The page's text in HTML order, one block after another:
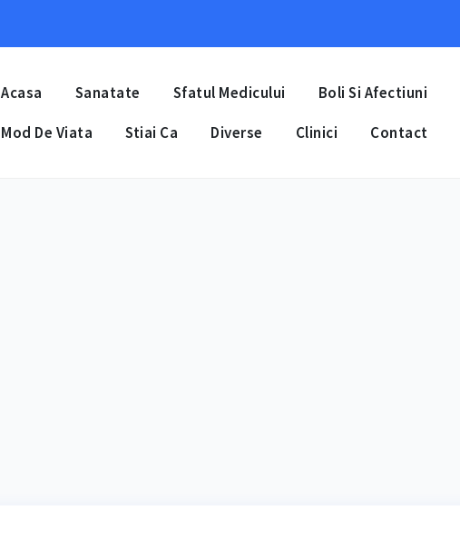
Acasa Sanatate Sfatul Medicului Boli Si Afectiuni
Mod De Viata Stiai Ca Diverse Clinici Contact